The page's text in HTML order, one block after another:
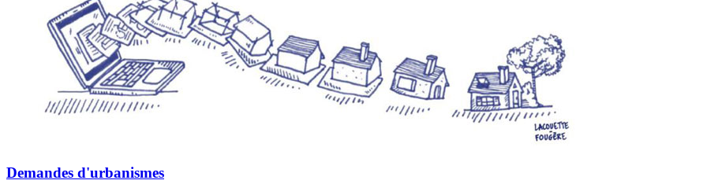
Demandes d'urbanismes